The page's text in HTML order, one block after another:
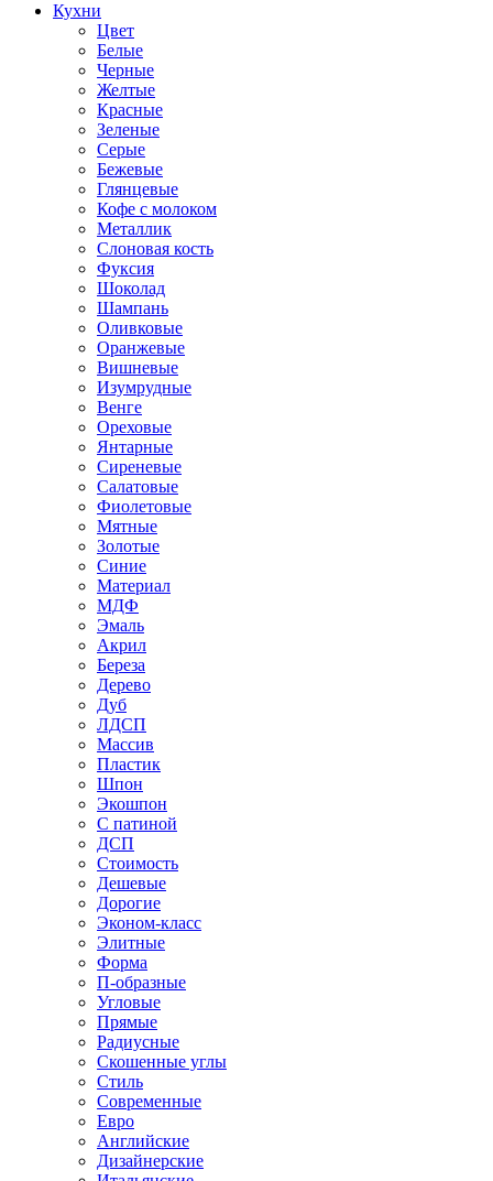
Кухни
Цвет
Белые
Черные
Желтые
Красные
Зеленые
Серые
Бежевые
Глянцевые
Кофе с молоком
Металлик
Слоновая кость
Фуксия
Шоколад
Шампань
Оливковые
Оранжевые
Вишневые
Изумрудные
Венге
Ореховые
Янтарные
Сиреневые
Салатовые
Фиолетовые
Мятные
Золотые
Синие
Материал
МДФ
Эмаль
Акрил
Береза
Дерево
Дуб
ЛДСП
Массив
Пластик
Шпон
Экошпон
С патиной
ДСП
Стоимость
Дешевые
Дорогие
Эконом-класс
Элитные
Форма
П-образные
Угловые
Прямые
Радиусные
Скошенные углы
Стиль
Современные
Евро
Английские
Дизайнерские